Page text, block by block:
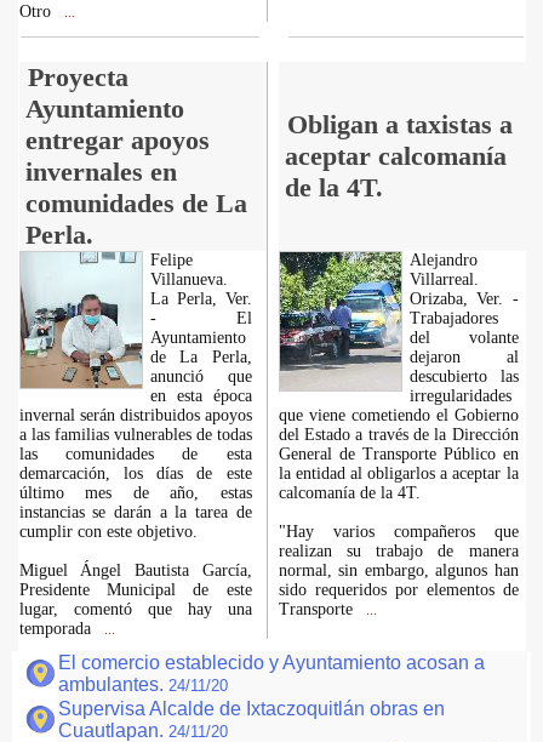
Otro
Proyecta
Ayuntamiento
entregar apoyos
invernales en
comunidades de La
Perla.
Obligan a taxistas a
aceptar calcomanía
de la 4T.
Felipe
Villanueva.
La Perla, Ver.
- El
Ayuntamiento
de La Perla,
anunció que
en esta época
invernal serán distribuidos apoyos
a las familias vulnerables de todas
las comunidades de esta
demarcación, los días de este
último mes de año, estas
instancias se darán a la tarea de
cumplir con este objetivo.
Miguel Ángel Bautista García,
Presidente Municipal de este
lugar, comentó que hay una
temporada
Alejandro
Villarreal.
Orizaba, Ver. -
Trabajadores
del volante
dejaron al
descubierto las
irregularidades
que viene cometiendo el Gobierno
del Estado a través de la Dirección
General de Transporte Público en
la entidad al obligarlos a aceptar la
calcomanía de la 4T.
"Hay varios compañeros que
realizan su trabajo de manera
normal, sin embargo, algunos han
sido requeridos por elementos de
Transporte
El comercio establecido y Ayuntamiento acosan a
ambulantes. 24/11/20
Supervisa Alcalde de Ixtaczoquitlán obras en
Cuautlapan. 24/11/20